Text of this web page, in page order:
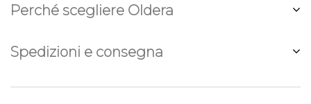
Perché scegliere Oldera
Spedizioni e consegna